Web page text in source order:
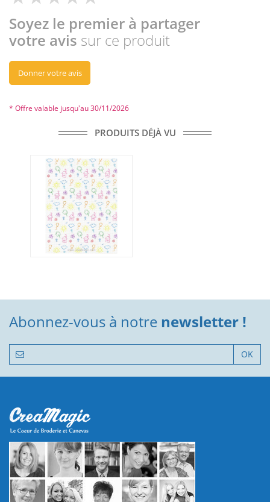
Soyez le premier à partager
votre avis sur ce produit
Donner votre avis
* Offre valable jusqu'au 30/11/2026
PRODUITS DÉJÀ VU
Abonnez-vous à notre newsletter !
OK